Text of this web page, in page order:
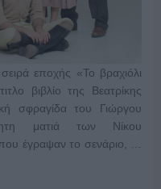
εποχής «Το βραχιόλι
βιβλίο της Βεατρίκης
σφραγίδα του Γιώργου
ματιά των Νίκου
έγραψαν το σενάριο, …